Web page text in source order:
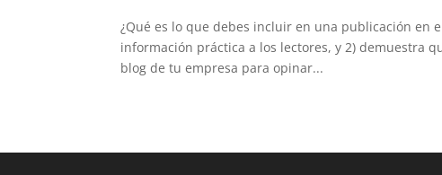
¿Qué es lo que debes incluir en una publicación en
información práctica a los lectores, y 2) demuestra
blog de tu empresa para opinar...